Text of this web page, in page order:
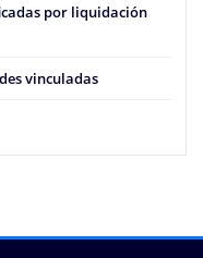
por liquidación
vinculadas